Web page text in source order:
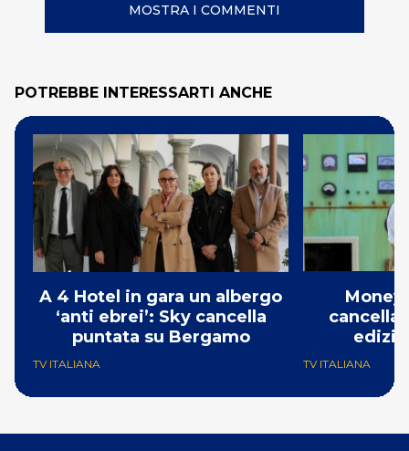
MOSTRA I COMMENTI
POTREBBE INTERESSARTI ANCHE
A 4 Hotel in gara un albergo
‘anti ebrei’: Sky cancella
puntata su Bergamo
TV ITALIANA
Money
TV ITALIANA